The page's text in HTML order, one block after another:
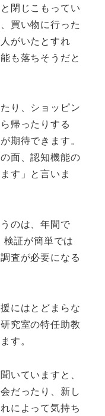
閉じこもってい
買い物に行った
がいたとすれ
も落ちそうだと
り、ショッピン
帰ったりする
期待できます。
面、認知機能の
す」と言いま
のは、年間で
証が簡単では
査が必要になる
にはとどまらな
究室の特任助教
す。
いていますと、
だったり、新し
によって気持ち